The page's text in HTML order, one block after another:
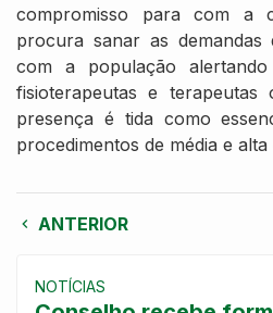
compromisso para com a
procura sanar as
com a população
fisioterapeutas e terapeutas
presença é tida como
procedimentos de média e
ANTERIOR
NOTÍCIAS